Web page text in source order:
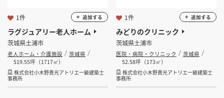
ラグジュアリー老人ホーム
茨城県土浦市
老人ホーム・介護施設
茨城県
519.55坪（1717㎡）
株式会社小木野貴光アトリエ一級建築士
事務所
1件 追加する
みどりのクリニック
茨城県土浦市
医院・病院・クリニック
茨城県
52.58坪（173㎡）
株式会社小木野貴光アトリエ一級建築士
事務所
1件 追加する